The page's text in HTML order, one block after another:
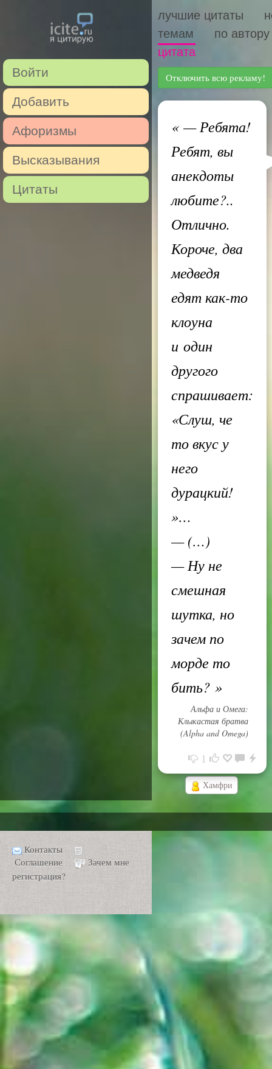
Войти
Добавить
Афоризмы
Высказывания
Цитаты
лучшие цитаты
темам
по автору
цитата
Отключить всю рекламу!
«— Ребята!
Ребят, вы
анекдоты
любите?..
Отлично.
Короче, два
медведя
едят как-то
клоуна
и один
другого
спрашивает:
«Слуш, че
то вкус у
него
дурацкий!
»…
— (…)
— Ну не
смешная
шутка, но
зачем по
морде то
бить? »
Альфа и Омега:
Клыкастая братва
(Alpha and Omega)
1
Хамфри
Контакты
Соглашение
Зачем мне
регистрация?